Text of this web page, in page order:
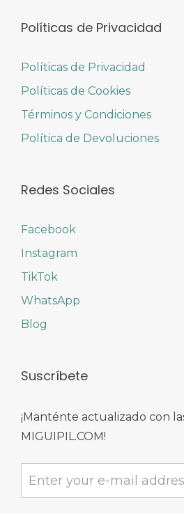
Políticas de Privacidad
Políticas de Privacidad
Políticas de Cookies
Términos y Condiciones
Política de Devoluciones
Redes Sociales
Facebook
Instagram
TikTok
WhatsApp
Blog
Suscríbete
¡Manténte actualizado con
MIGUIPIL.COM!